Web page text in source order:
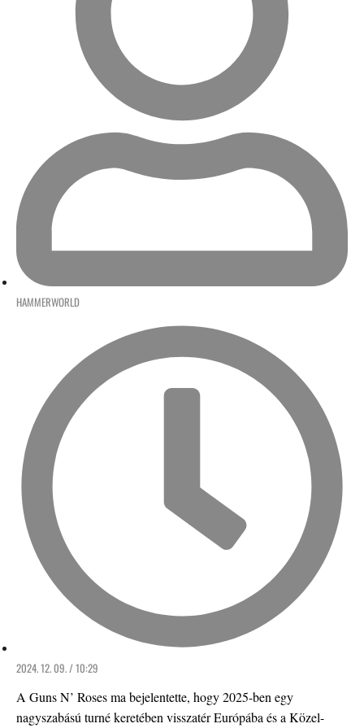
HAMMERWORLD
2024. 12. 09. / 10:29
A Guns N’ Roses ma bejelentette, hogy 2025-ben egy
nagyszabású turné keretében visszatér Európába és a Közel-